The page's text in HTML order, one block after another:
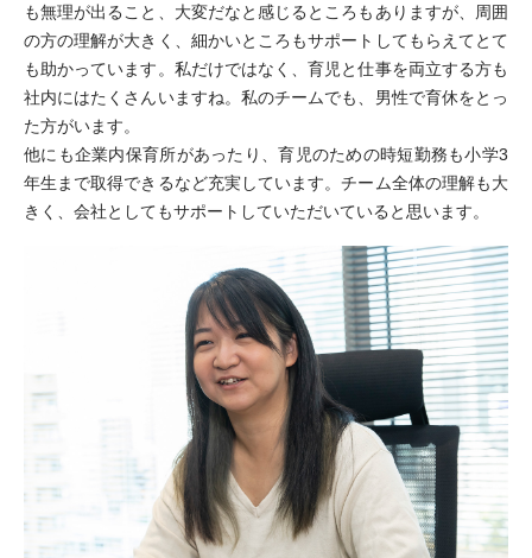
も無理が出ること、大変だなと感じるところもありますが、周囲
の方の理解が大きく、細かいところもサポートしてもらえてとて
も助かっています。私だけではなく、育児と仕事を両立する方も
社内にはたくさんいますね。私のチームでも、男性で育休をとっ
た方がいます。
他にも企業内保育所があったり、育児のための時短勤務も小学3
年生まで取得できるなど充実しています。チーム全体の理解も大
きく、会社としてもサポートしていただいていると思います。